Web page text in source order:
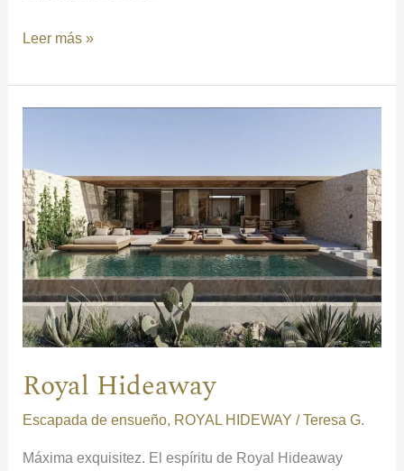
Leer más »
Royal Hideaway
Escapada de ensueño, ROYAL HIDEWAY /Teresa G.
Máxima exquisitez. El espíritu de Royal Hideaway